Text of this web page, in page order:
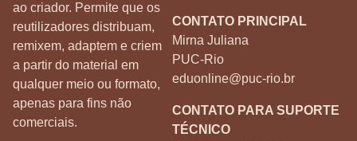
ao criador. Permite que os
reutilizadores distribuam,
remixem, adaptem e criem
a partir do material em
qualquer meio ou formato,
apenas para fins não
comerciais.
CONTATO PRINCIPAL
Mirna Juliana
PUC-Rio
eduonline@puc-rio.br
CONTATO PARA SUPORTE
TÉCNICO